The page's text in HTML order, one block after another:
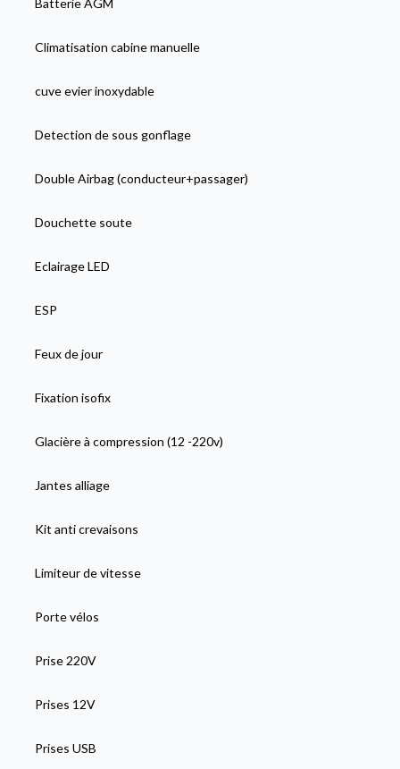
Climatisation cabine manuelle
cuve evier inoxydable
Detection de sous gonflage
Double Airbag (conducteur+passager)
Douchette soute
Eclairage LED
ESP
Feux de jour
Fixation isofix
Glacière à compression (12 -220v)
Jantes alliage
Kit anti crevaisons
Limiteur de vitesse
Porte vélos
Prise 220V
Prises 12V
Prises USB